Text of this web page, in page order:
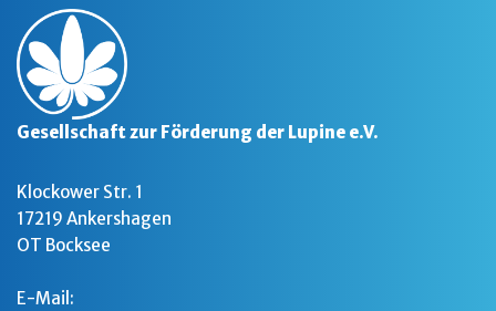
Gesellschaft zur Förderung der Lupine e.V.
Klockower Str. 1
17219 Ankershagen
OT Bocksee
E-Mail: